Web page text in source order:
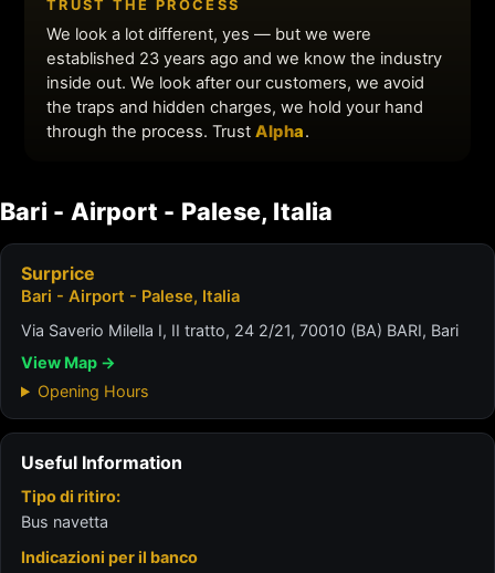
Bari - Airport - Palese, Italia
Surprice
Bari - Airport - Palese, Italia
Via Saverio Milella I, II tratto, 24 2/21, 70010 (BA) BARI, Bari
View Map →
Opening Hours
Useful Information
Tipo di ritiro:
Bus navetta
Indicazioni per il banco